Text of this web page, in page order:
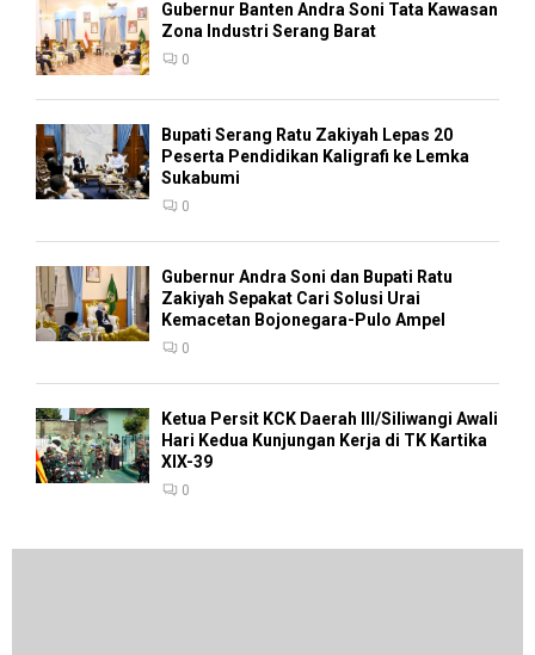
Gubernur Banten Andra Soni Tata Kawasan
Zona Industri Serang Barat
0
Bupati Serang Ratu Zakiyah Lepas 20
Peserta Pendidikan Kaligrafi ke Lemka
Sukabumi
0
Gubernur Andra Soni dan Bupati Ratu
Zakiyah Sepakat Cari Solusi Urai
Kemacetan Bojonegara-Pulo Ampel
0
Ketua Persit KCK Daerah III/Siliwangi Awali
Hari Kedua Kunjungan Kerja di TK Kartika
XIX-39
0